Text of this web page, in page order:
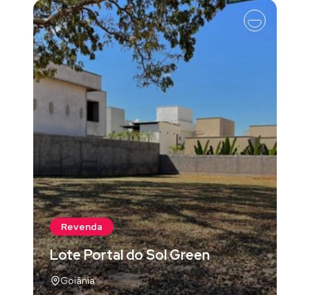
Revenda
Lote Portal do Sol Green
Goiânia